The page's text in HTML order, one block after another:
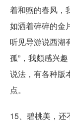
着和煦的春风，
如洒着碎碎的金
听见导游说西湖
孤”，我颇感兴
说法，有各种版
点。
15、碧桃美，还